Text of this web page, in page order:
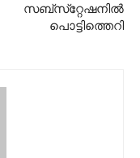
സബ്‌സ്‌റ്റേഷനില്‍
പൊട്ടിത്തെറി